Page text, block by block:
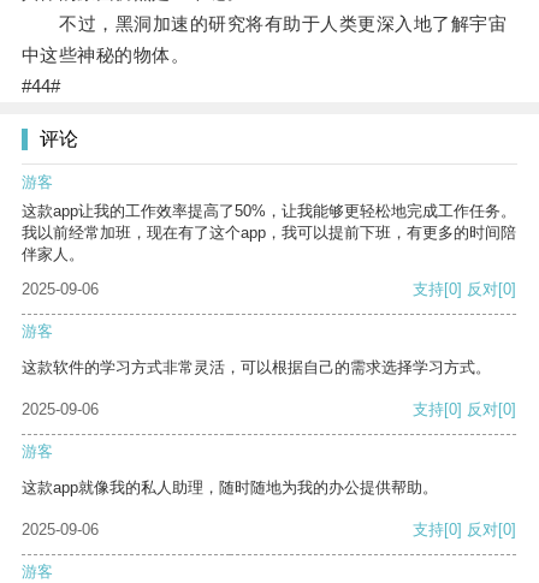
不过，黑洞加速的研究将有助于人类更深入地了解宇宙
中这些神秘的物体。
#44#
评论
游客
这款app让我的工作效率提高了50%，让我能够更轻松地完成工作任务。
我以前经常加班，现在有了这个app，我可以提前下班，有更多的时间陪
伴家人。
2025-09-06
支持[0] 反对[0]
游客
这款软件的学习方式非常灵活，可以根据自己的需求选择学习方式。
2025-09-06 支持[0] 反对[0]
游客
这款app就像我的私人助理，随时随地为我的办公提供帮助。
2025-09-06 支持[0] 反对[0]
游客